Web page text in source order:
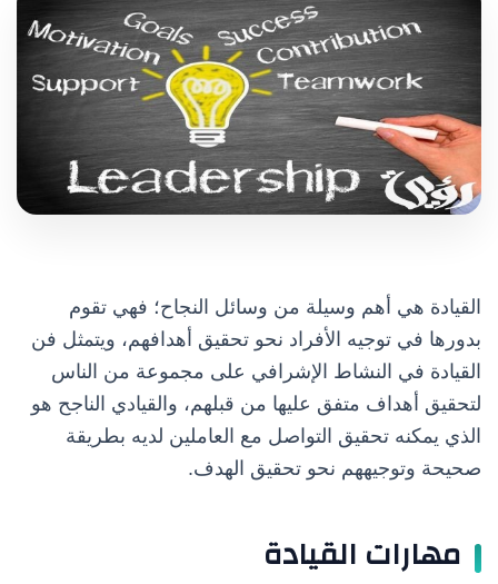
القيادة هي أهم وسيلة من وسائل النجاح؛ فهي تقوم
بدورها في توجيه الأفراد نحو تحقيق أهدافهم، ويتمثل فن
القيادة في النشاط الإشرافي على مجموعة من الناس
لتحقيق أهداف متفق عليها من قبلهم، والقيادي الناجح هو
الذي يمكنه تحقيق التواصل مع العاملين لديه بطريقة
صحيحة وتوجيههم نحو تحقيق الهدف.
مهارات القيادة